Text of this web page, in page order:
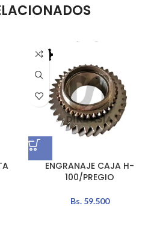
ENGRANAJE CAJA H-
100/PREGIO
Bs.59.500